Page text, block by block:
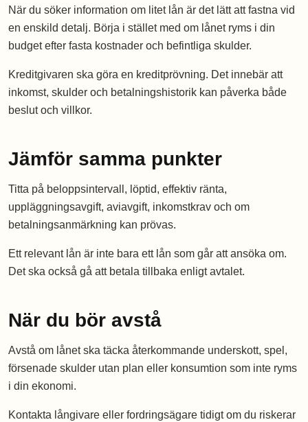
När du söker information om litet lån är det lätt att fastna vid
en enskild detalj. Börja i stället med om lånet ryms i din
budget efter fasta kostnader och befintliga skulder.
Kreditgivaren ska göra en kreditprövning. Det innebär att
inkomst, skulder och betalningshistorik kan påverka både
beslut och villkor.
Jämför samma punkter
Titta på beloppsintervall, löptid, effektiv ränta,
uppläggningsavgift, aviavgift, inkomstkrav och om
betalningsanmärkning kan prövas.
Ett relevant lån är inte bara ett lån som går att ansöka om.
Det ska också gå att betala tillbaka enligt avtalet.
När du bör avstå
Avstå om lånet ska täcka återkommande underskott, spel,
försenade skulder utan plan eller konsumtion som inte ryms
i din ekonomi.
Kontakta långivare eller fordringsägare tidigt om du riskerar